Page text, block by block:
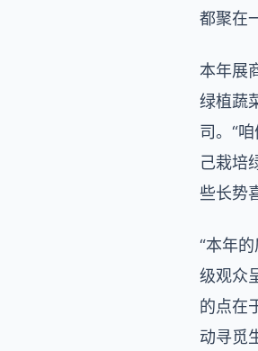
都聚在
本年展
绿植蔬
司。“
己栽培
些长势
“本年
级观众
的点在
动寻觅